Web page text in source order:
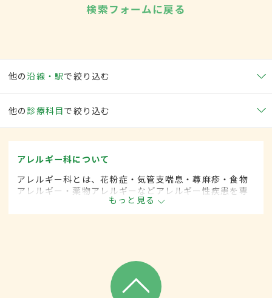
検索フォームに戻る
他の沿線・駅で絞り込む
他の 診療科目で絞り込む
アレルギー科について
アレルギー科とは、花粉症・気管支喘息・蕁麻疹・食物
アレルギー・薬物アレルギーなどアレルギー性疾患を専
もっと見る